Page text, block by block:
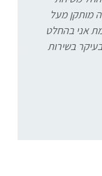
מותקן מעל
אני בהחלט
בשירות